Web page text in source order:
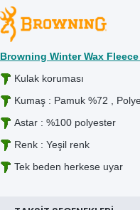
Browning Winter Wax
Kulak koruması
Kumaş : Pamuk %72 ,
Astar : %100 polyester
Renk : Yeşil renk
Tek beden herkese uyar